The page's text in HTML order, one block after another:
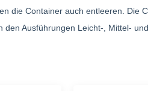
die Container auch entleeren. Die
den Ausführungen Leicht-, Mittel-